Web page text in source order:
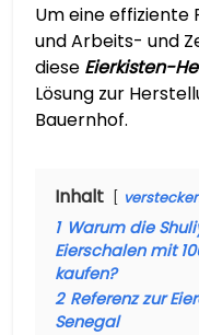
Um eine effiziente
und Arbeits- und
diese Eierkisten-
Lösung zur
Bauernhof.
Inhalt
1 Warum die
Eierschalen mit
kaufen?
2 Referenz zur
Senegal